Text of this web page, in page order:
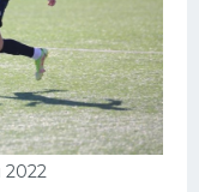
2022